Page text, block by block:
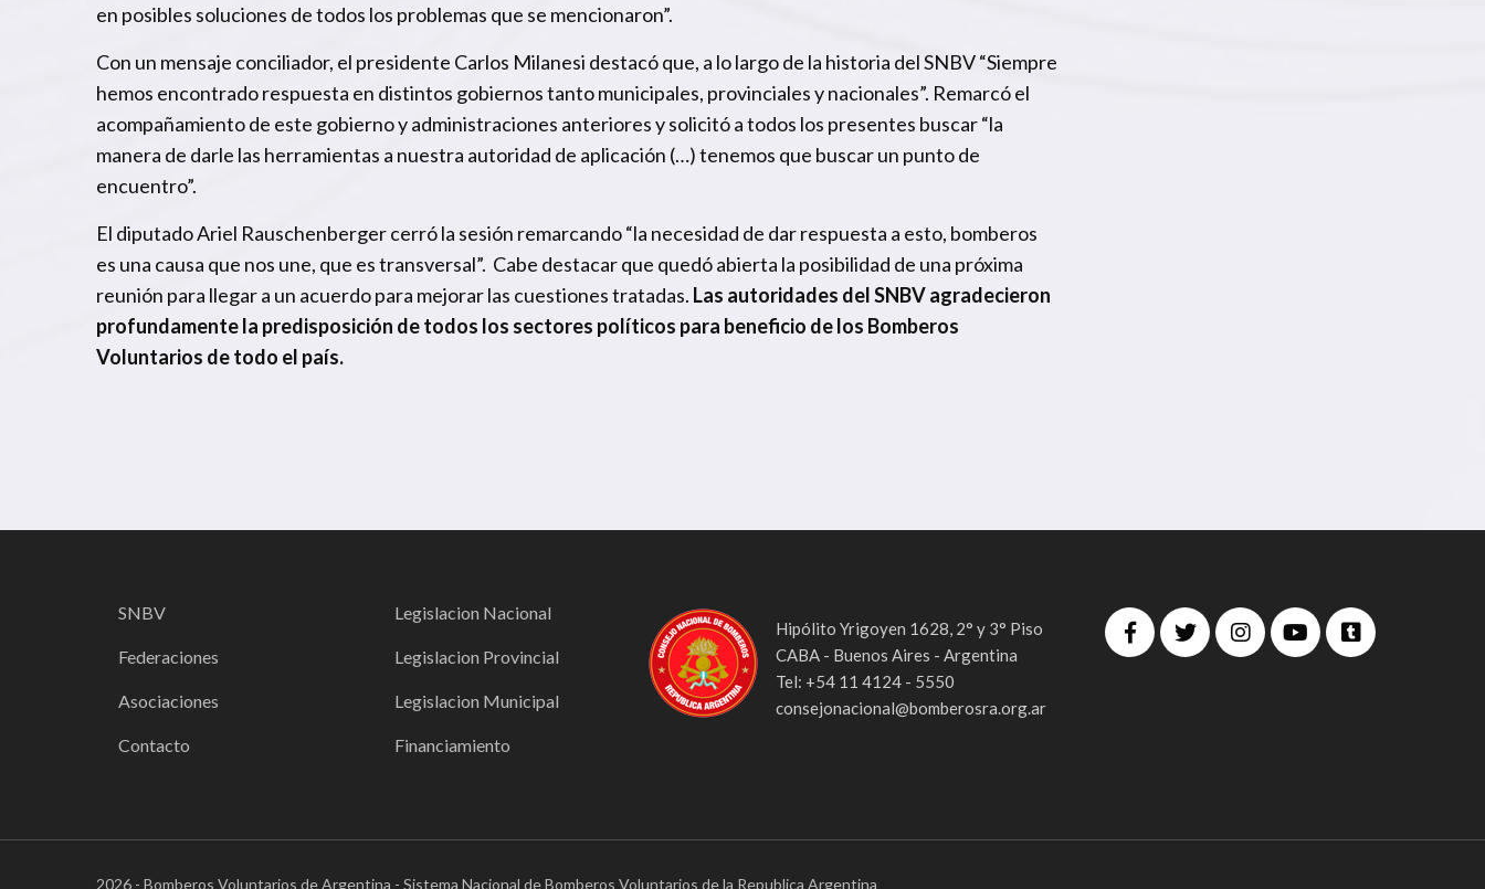
en posibles soluciones de todos los problemas que se mencionaron”.
Con un mensaje conciliador, el presidente Carlos Milanesi destacó que, a lo largo de la historia del SNBV “Siempre
hemos encontrado respuesta en distintos gobiernos tanto municipales, provinciales y nacionales”. Remarcó el
acompañamiento de este gobierno y administraciones anteriores y solicitó a todos los presentes buscar “la
manera de darle las herramientas a nuestra autoridad de aplicación (…) tenemos que buscar un punto de
encuentro”.
El diputado Ariel Rauschenberger cerró la sesión remarcando “la necesidad de dar respuesta a esto, bomberos
es una causa que nos une, que es transversal”. Cabe destacar que quedó abierta la posibilidad de una próxima
reunión para llegar a un acuerdo para mejorar las cuestiones tratadas. Las autoridades del SNBV agradecieron
profundamente la predisposición de todos los sectores políticos para beneficio de los Bomberos
Voluntarios de todo el país.
SNBV
Federaciones
Asociaciones
Contacto
Legislacion Nacional
Legislacion Provincial
Legislacion Municipal
Financiamiento
Hipólito Yrigoyen 1628, 2° y 3° Piso
CABA - Buenos Aires - Argentina
Tel: +54 11 4124 - 5550
consejonacional@bomberosra.org.ar
2026 - Bomberos Voluntarios de Argentina - Sistema Nacional de Bomberos Voluntarios de la Republica Argentina